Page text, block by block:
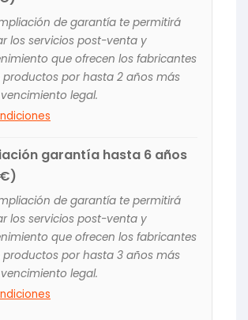
de garantía te permitirá
los servicios post-venta y
que ofrecen los fabricantes
productos por hasta 2 años más
legal.
garantía hasta 6 años
€)
de garantía te permitirá
los servicios post-venta y
que ofrecen los fabricantes
productos por hasta 3 años más
legal.